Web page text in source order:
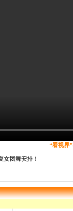
“看视界
女团舞安排！